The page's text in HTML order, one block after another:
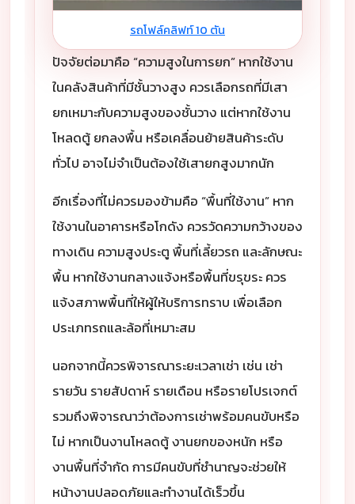
รถโฟล์คลิฟท์ 10 ตัน
ปัจจัยต่อมาคือ “ความสูงในการยก” หากใช้งาน
ในคลังสินค้าที่มีชั้นวางสูง ควรเลือกรถที่มีเสา
ยกเหมาะกับความสูงของชั้นวาง แต่หากใช้งาน
โหลดตู้ ยกลงพื้น หรือเคลื่อนย้ายสินค้าระดับ
ทั่วไป อาจไม่จำเป็นต้องใช้เสายกสูงมากนัก
อีกเรื่องที่ไม่ควรมองข้ามคือ “พื้นที่ใช้งาน” หาก
ใช้งานในอาคารหรือโกดัง ควรวัดความกว้างของ
ทางเดิน ความสูงประตู พื้นที่เลี้ยวรถ และลักษณะ
พื้น หากใช้งานกลางแจ้งหรือพื้นที่ขรุขระ ควร
แจ้งสภาพพื้นที่ให้ผู้ให้บริการทราบ เพื่อเลือก
ประเภทรถและล้อที่เหมาะสม
นอกจากนี้ควรพิจารณาระยะเวลาเช่า เช่น เช่า
รายวัน รายสัปดาห์ รายเดือน หรือรายโปรเจกต์
รวมถึงพิจารณาว่าต้องการเช่าพร้อมคนขับหรือ
ไม่ หากเป็นงานโหลดตู้ งานยกของหนัก หรือ
งานพื้นที่จำกัด การมีคนขับที่ชำนาญจะช่วยให้
หน้างานปลอดภัยและทำงานได้เร็วขึ้น